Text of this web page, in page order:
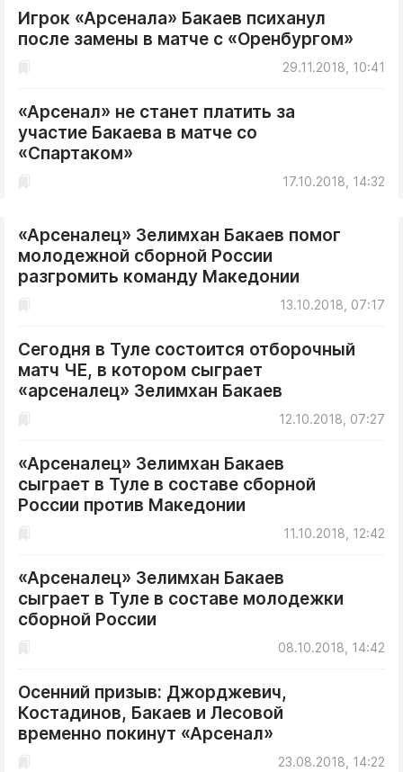
Игрок «Арсенала» Бакаев психанул
после замены в матче с «Оренбургом»
29.11.2018, 10:41
«Арсенал» не станет платить за
участие Бакаева в матче со
«Спартаком»
17.10.2018, 14:32
«Арсеналец» Зелимхан Бакаев помог
молодежной сборной России
разгромить команду Македонии
13.10.2018, 07:17
Сегодня в Туле состоится отборочный
матч ЧЕ, в котором сыграет
«арсеналец» Зелимхан Бакаев
12.10.2018, 07:27
«Арсеналец» Зелимхан Бакаев
сыграет в Туле в составе сборной
России против Македонии
11.10.2018, 12:42
«Арсеналец» Зелимхан Бакаев
сыграет в Туле в составе молодежки
сборной России
08.10.2018, 14:42
Осенний призыв: Джорджевич,
Костадинов, Бакаев и Лесовой
временно покинут «Арсенал»
23.08.2018, 14:22